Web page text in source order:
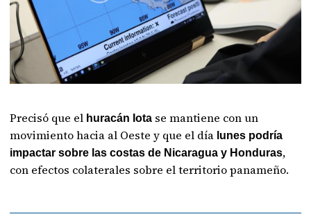
Precisó que el huracán Iota se mantiene con un
movimiento hacia al Oeste y que el día lunes podría
impactar sobre las costas de Nicaragua y Honduras,
con efectos colaterales sobre el territorio panameño.